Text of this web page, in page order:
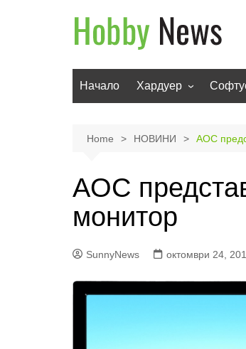
Начало Хардуер
Телевизори
Фото и видео
Home НОВИНИ AOC
AOC
монитор
SunnyNews октомври 24,